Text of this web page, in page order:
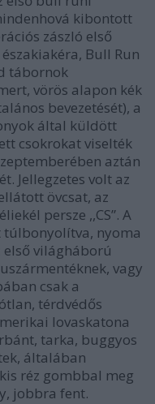
kibontott
zászló első
Bull Run
tábornok
vörös alapon kék
bevezetését), a
által küldött
csokrokat viselték
aztán
Jellegzetes volt az
övcsat, az
persze ,,CS”. A
túlbonyolítva, nyoma
első világháború
vagy
csak a
térdvédős
lovaskatona
tarka, buggyos
általában
réz gombbal meg
jobbra fent.